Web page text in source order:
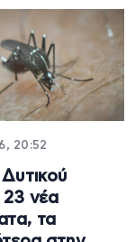
20:52
Δυτικού
23 νέα
τα